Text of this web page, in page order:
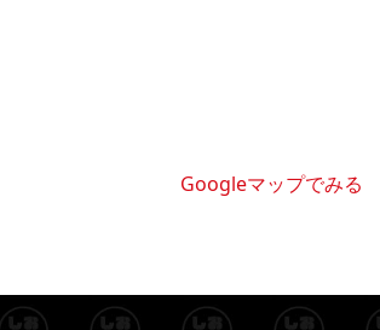
Googleマップでみる